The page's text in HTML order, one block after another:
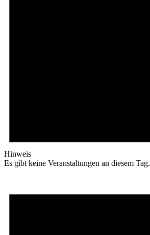
Hinweis
Es gibt keine Veranstaltungen an diesem Tag.